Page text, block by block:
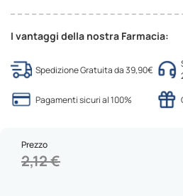
I vantaggi della nostra Farmacia:
Spedizione Gratuita da 39,90€
Pagamenti sicuri al 100%
Prezzo
2,12 €